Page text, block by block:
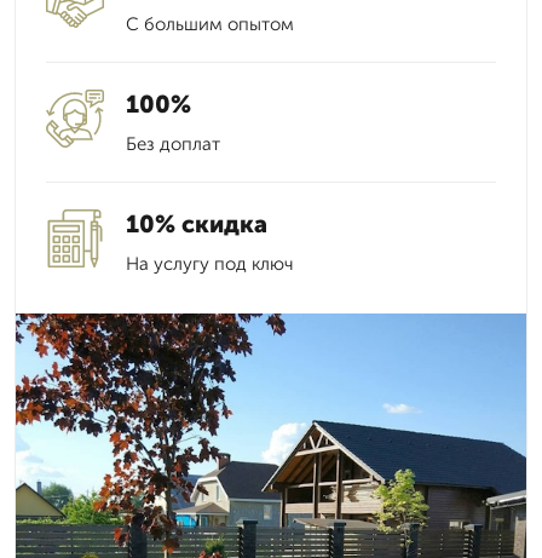
С большим опытом
100%
Без доплат
10% скидка
На услугу под ключ